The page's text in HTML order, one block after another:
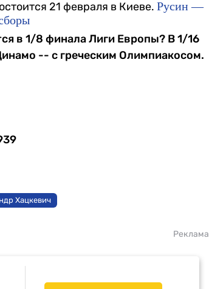
21 февраля в Киеве. Русин —
в 1/8 финала Лиги Европы? В 1/16
-- с греческим Олимпиакосом.
Хацкевич
Реклама